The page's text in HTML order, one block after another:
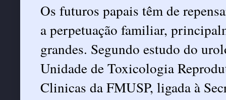
Os futuros papais têm de
a perpetuação familiar,
grandes. Segundo estudo do
Unidade de Toxicologia
Clinicas da FMUSP, ligada à